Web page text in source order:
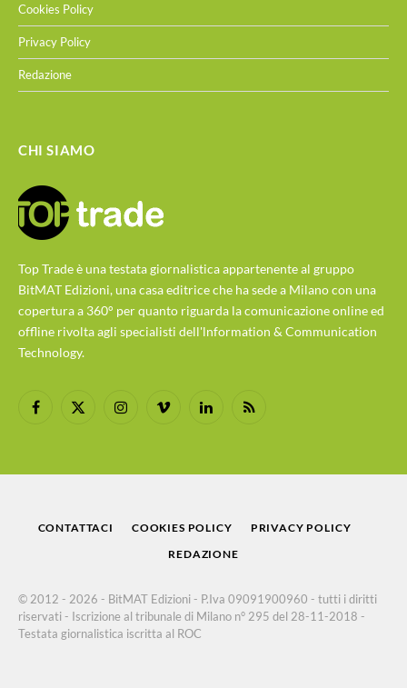
Cookies Policy
Privacy Policy
Redazione
CHI SIAMO
Top Trade è una testata giornalistica appartenente al gruppo
BitMAT Edizioni, una casa editrice che ha sede a Milano con una
copertura a 360° per quanto riguarda la comunicazione online ed
offline rivolta agli specialisti dell'lnformation & Communication
Technology.
Facebook
X
InstagramVimeo LinkedInRSS
CONTATTACI COOKIES POLICY
PRIVACY POLICY
REDAZIONE
© 2012 - 2026 - BitMAT Edizioni - P.Iva 09091900960 - tutti i diritti
riservati - Iscrizione al tribunale di Milano n° 295 del 28-11-2018 -
Testata giornalistica iscritta al ROC